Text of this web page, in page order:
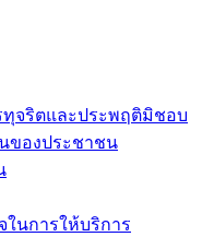
ทุจริตและประพฤติมิชอบ
ของประชาชน
ในการให้บริการ